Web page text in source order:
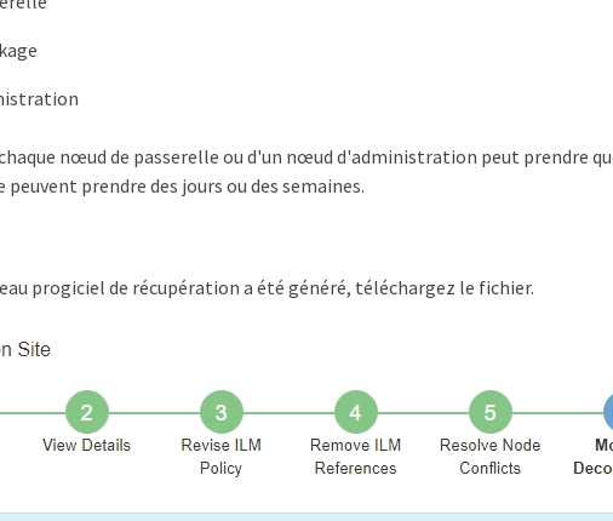
nœud de passerelle ou d'un nœud d'administration peut prendre
prendre des jours ou des semaines.
progiciel de récupération a été généré, téléchargez le fichier.